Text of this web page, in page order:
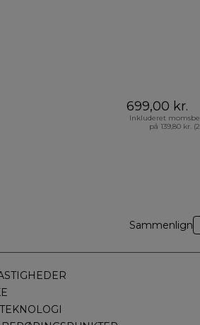
699,00 kr.
Inkluderet
på 139,80 kr.
Sammenlign